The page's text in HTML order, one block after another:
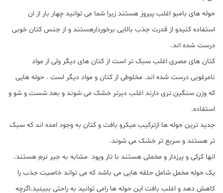
حوله های بامبو اغلب پیروز هستند زیرا شما می توانید چهار بار از ان
استفاده کنیدو از قدرت جذب بالایی برخوردارهستند و از جنس کتان خوبی
درست شده اند.
کتان های مصری اغلب سبک تر است از کتان های دیگر ولی از مواد
نامرغوبی درست شده اند. مخلوطی از کتان و مواد دیگر است . حوله هایی
که وزن سنگین تری دارند اغلب دیرتر خشک می شوند و بعد شست و شو و
استفاده.
جدید ترین حوله ها ازترکیب میکرو بافت و کتان به وجود امده اند که سبک
تر هستند و سریع تر خشک می شوند.
انها کرکی و پرزدار و مخملی هستند با تار وپود مشابه به جیر نرم هستند.
یک حوله مخمل شامل حلقه هایی می باشد که می تواند خاصیت جذب را
کاهش دهد و اغلب بافت این حوله ها رامی توانید به راحتی ببینید.اگرچه